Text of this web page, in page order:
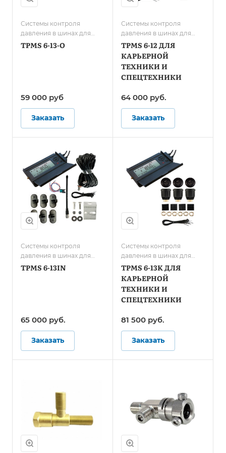
Системы контроля
давления в шинах для
грузового транспорта/
TPMS 6-13-O
59 000 руб
Заказать
Системы контроля
давления в шинах для
карьерной техники и
спецтранспорта
TPMS 6-12 ДЛЯ
КАРЬЕРНОЙ
ТЕХНИКИ И
СПЕЦТЕХНИКИ
64 000 руб.
Заказать
Системы контроля
давления в шинах для
грузового транспорта/
TPMS 6-13IN
65 000 руб.
Заказать
Системы контроля
давления в шинах для
карьерной техники и
спецтранспорта
TPMS 6-13K ДЛЯ
КАРЬЕРНОЙ
ТЕХНИКИ И
СПЕЦТЕХНИКИ
81 500 руб.
Заказать